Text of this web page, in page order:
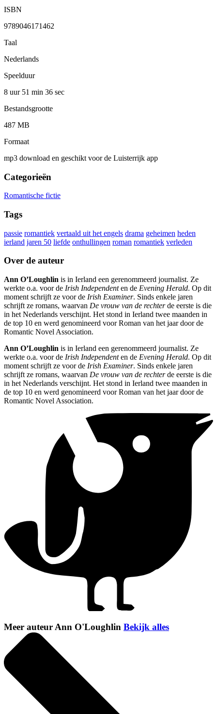
ISBN
9789046171462
Taal
Nederlands
Speelduur
8 uur 51 min 36 sec
Bestandsgrootte
487 MB
Formaat
mp3 download en geschikt voor de Luisterrijk app
Categorieën
Romantische fictie
Tags
passie romantiek vertaald uit het engels drama geheimen heden
ierland jaren 50 liefde onthullingen roman romantiek verleden
Over de auteur
Ann O’Loughlin is in Ierland een gerenommeerd journalist. Ze
werkte o.a. voor de Irish Independenten de Evening Herald. Op dit
moment schrijft ze voor de Irish Examiner. Sinds enkele jaren
schrijft ze romans, waarvan De vrouw van de rechterde eerste is die
in het Nederlands verschijnt. Het stond in Ierland twee maanden in
de top 10 en werd genomineerd voor Roman van het jaar door de
Romantic Novel Association.
Ann O’Loughlin is in Ierland een gerenommeerd journalist. Ze
werkte o.a. voor de Irish Independenten de Evening Herald. Op dit
moment schrijft ze voor de Irish Examiner. Sinds enkele jaren
schrijft ze romans, waarvan De vrouw van de rechterde eerste is die
in het Nederlands verschijnt. Het stond in Ierland twee maanden in
de top 10 en werd genomineerd voor Roman van het jaar door de
Romantic Novel Association.
Meer auteur Ann O'Loughlin Bekijk alles